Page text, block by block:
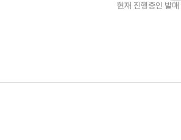
현재 진행중인 발매